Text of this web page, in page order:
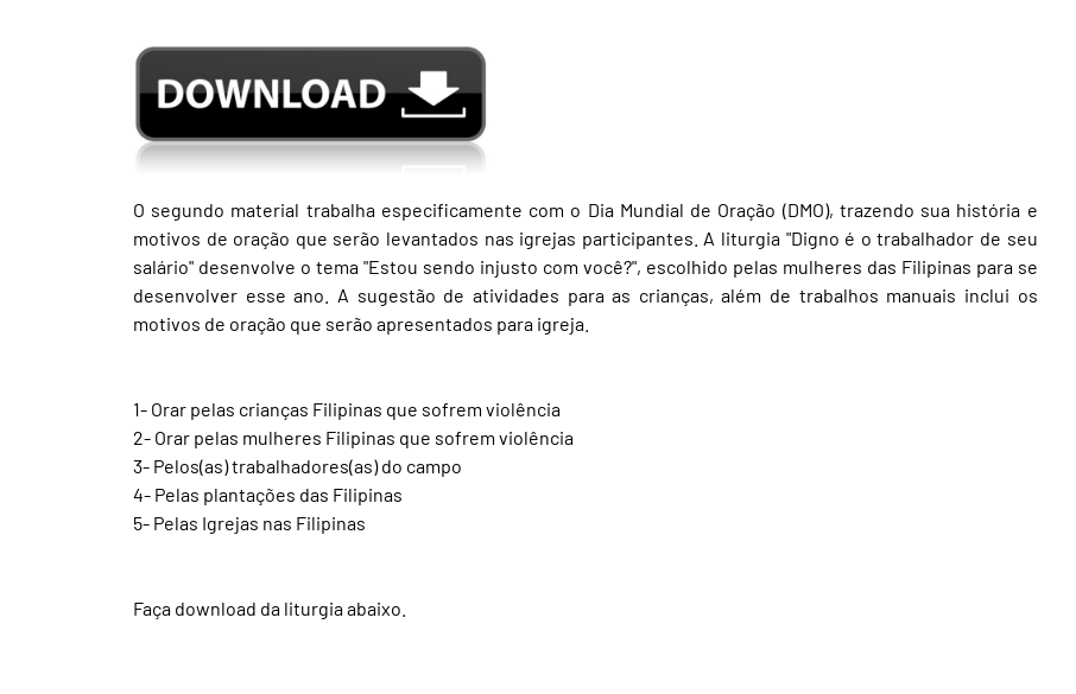
O segundo material trabalha especificamente com o Dia Mundial de Oração (DMO), trazendo sua história e
motivos de oração que serão levantados nas igrejas participantes. A liturgia "Digno é o trabalhador de seu
salário" desenvolve o tema "Estou sendo injusto com você?", escolhido pelas mulheres das Filipinas para se
desenvolver esse ano. A sugestão de atividades para as crianças, além de trabalhos manuais inclui os
motivos de oração que serão apresentados para igreja.
1- Orar pelas crianças Filipinas que sofrem violência
2- Orar pelas mulheres Filipinas que sofrem violência
3- Pelos(as) trabalhadores(as) do campo
4- Pelas plantações das Filipinas
5- Pelas Igrejas nas Filipinas
Faça download da liturgia abaixo.